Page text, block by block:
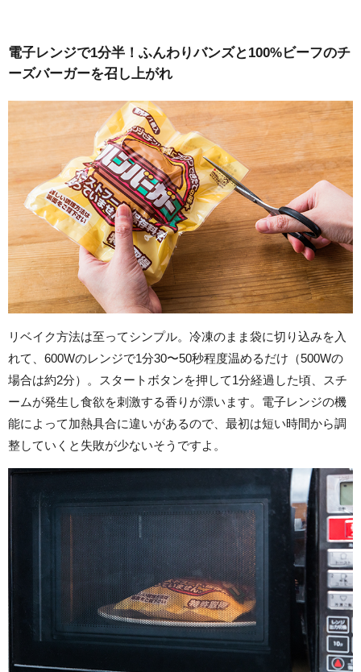
電子レンジで1分半！ふんわりバンズと100%ビーフのチ
ーズバーガーを召し上がれ
リベイク方法は至ってシンプル。冷凍のまま袋に切り込みを入
れて、600Wのレンジで1分30〜50秒程度温めるだけ（500Wの
場合は約2分）。スタートボタンを押して1分経過した頃、スチ
ームが発生し食欲を刺激する香りが漂います。電子レンジの機
能によって加熱具合に違いがあるので、最初は短い時間から調
整していくと失敗が少ないそうですよ。